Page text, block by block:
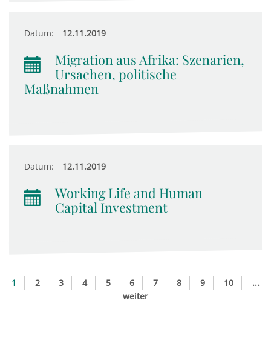
Datum: 12.11.2019
Migration aus Afrika: Szenarien,
Ursachen, politische
Maßnahmen
Datum: 12.11.2019
Working Life and Human
Capital Investment
1 2 3 4 5 6 7 8 9 10
...
weiter